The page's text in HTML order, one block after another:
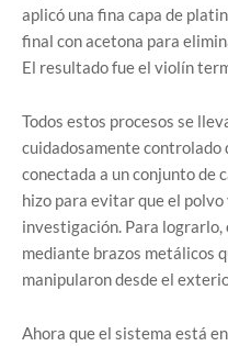
aplicó una fina capa de
final con acetona para
El resultado fue el violín
Todos estos procesos se
cuidadosamente controlado
conectada a un conjunto de
hizo para evitar que el
investigación. Para lograrlo,
mediante brazos metálicos
manipularon desde el
Ahora que el sistema está